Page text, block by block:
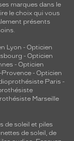
marques dans le
le choix qui vous
présents
Lyon - Opticien
- Opticien
- Opticien
Provence - Opticien
Paris -
Marseille
de soleil et piles
de soleil, de